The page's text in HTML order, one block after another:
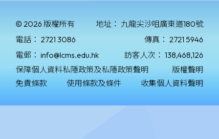
© 2026 版權所有 地址： 九龍尖沙咀廣東道180號
電話： 2721 3086 傳真： 2721 5946
電郵： info@lcms.edu.hk 訪客人次： 138,468,126
保障個人資料私隱政策及私隱政策聲明
版權聲明
免責條款
使用條款及條件 收集個人資料聲明